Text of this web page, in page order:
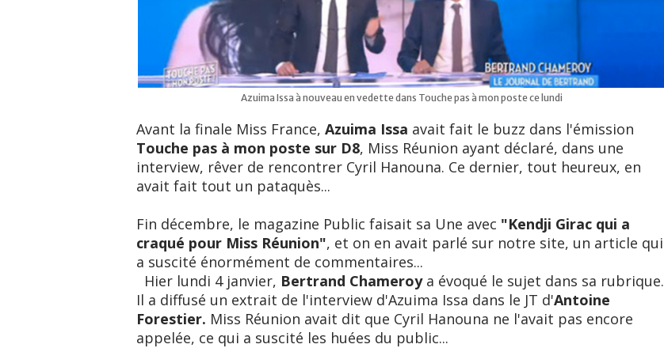
Azuima Issa à nouveau en vedette dans Touche pas à mon poste ce lundi
Avant la finale Miss France, Azuima Issa avait fait le buzz dans l'émission
Touche pas à mon poste sur D8, Miss Réunion ayant déclaré, dans une
interview, rêver de rencontrer Cyril Hanouna. Ce dernier, tout heureux, en
avait fait tout un pataquès...
Fin décembre, le magazine Public faisait sa Une avec "Kendji Girac qui a
craqué pour Miss Réunion", et on en avait parlé sur notre site, un article qui
a suscité énormément de commentaires...
Hier lundi 4 janvier, Bertrand Chameroya évoqué le sujet dans sa rubrique.
Il a diffusé un extrait de l'interview d'Azuima Issa dans le JT d'Antoine
Forestier. Miss Réunion avait dit que Cyril Hanouna ne l'avait pas encore
appelée, ce qui a suscité les huées du public...